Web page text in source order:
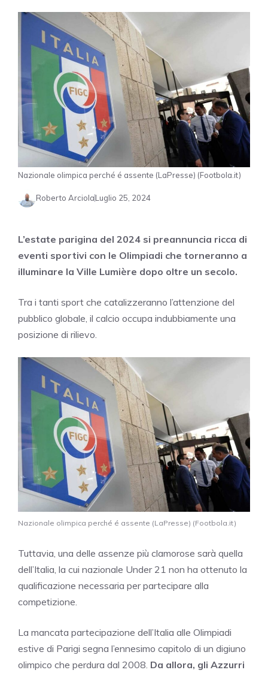
Nazionale olimpica perché é assente (LaPresse) (Footbola.it)
Roberto ArciolaLuglio 25, 2024
L’estate parigina del 2024 si preannuncia ricca di
eventi sportivi con le Olimpiadi che torneranno a
illuminare la Ville Lumière dopo oltre un secolo.
Tra i tanti sport che catalizzeranno l’attenzione del
pubblico globale, il calcio occupa indubbiamente una
posizione di rilievo.
Nazionale olimpica perché é assente (LaPresse) (Footbola.it)
Tuttavia, una delle assenze più clamorose sarà quella
dell’Italia, la cui nazionale Under 21 non ha ottenuto la
qualificazione necessaria per partecipare alla
competizione.
La mancata partecipazione dell’Italia alle Olimpiadi
estive di Parigi segna l’ennesimo capitolo di un digiuno
olimpico che perdura dal 2008. Da allora, gli Azzurri